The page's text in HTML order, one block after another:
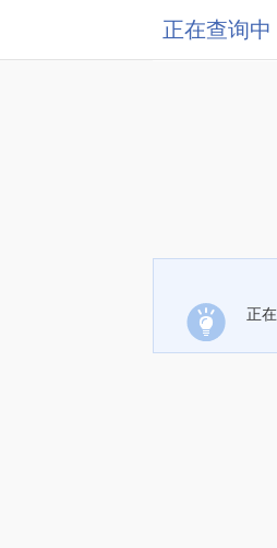
正在查询中
正